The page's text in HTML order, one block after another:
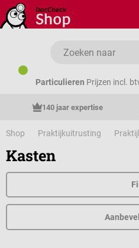
Ga naar de hoofdinhoud
Particulieren Prijzen incl.
140 jaar expertise
Shop Praktijkuitrusting
Kasten